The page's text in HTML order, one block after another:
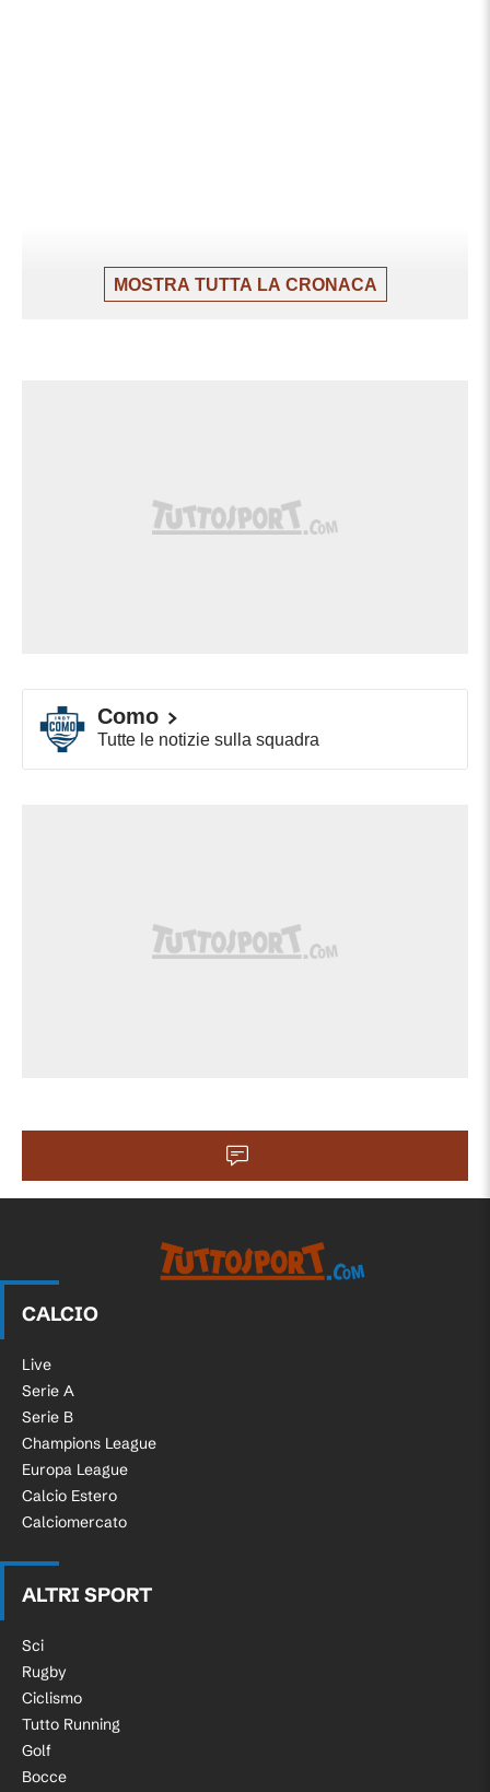
MOSTRA TUTTA LA CRONACA
Como
Tutte le notizie sulla squadra
CALCIO
Live
Serie A
Serie B
Champions League
Europa League
Calcio Estero
Calciomercato
ALTRI SPORT
Sci
Rugby
Ciclismo
Tutto Running
Golf
Bocce